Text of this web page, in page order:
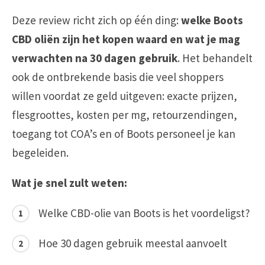
Deze review richt zich op één ding: welke Boots
CBD oliën zijn het kopen waard en wat je mag
verwachten na 30 dagen gebruik. Het behandelt
ook de ontbrekende basis die veel shoppers
willen voordat ze geld uitgeven: exacte prijzen,
flesgroottes, kosten per mg, retourzendingen,
toegang tot COA’s en of Boots personeel je kan
begeleiden.
Wat je snel zult weten:
Welke CBD-olie van Boots is het voordeligst?
Hoe 30 dagen gebruik meestal aanvoelt